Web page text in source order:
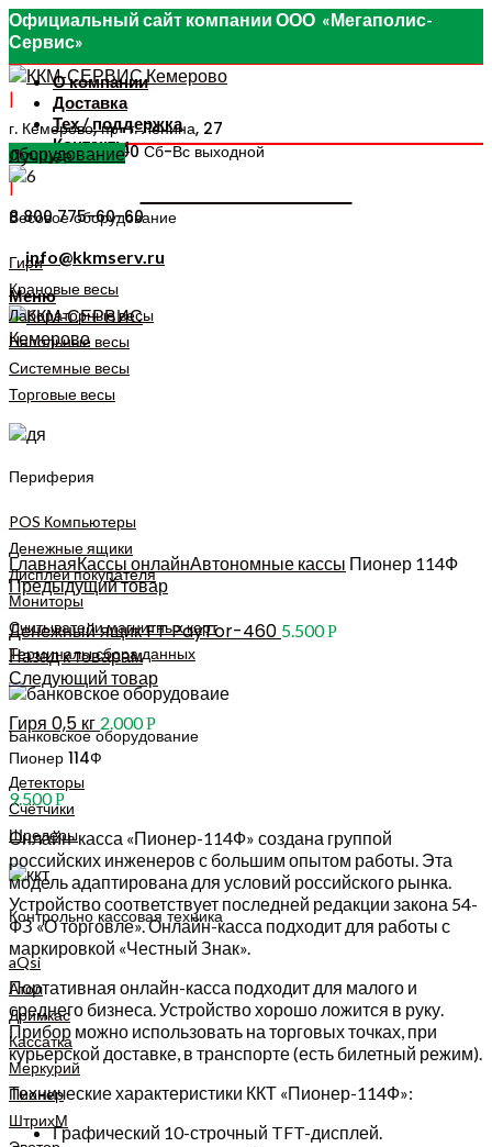
Официальный сайт компании ООО «Мегаполис-
Сервис»
О компании
Доставка
Тех / поддержка
Контакты
|
г. Кемерово, пр-т. ​Ленина, 27
с 09-00 до 18-00 Сб-Вс выходной
|
8 800 775-60-60
info@kkmserv.ru
Меню
оборудование
Весовое оборудование
Гири
Крановые весы
Лабораторные весы
Напольные весы
Системные весы
Торговые весы
Периферия
POS Компьютеры
Денежные ящики
Дисплеи покупателя
Мониторы
Считывателимагнитных карт
Терминалы сбора данных
Банковское оборудование
Детекторы
Счётчики
Шредеры
Контрольно кассовая техника
aQsi
Атол
Дримкас
Кассатка
Меркурий
Пионер
ШтрихМ
Лучшее
Увеличить
ГлавнаяКассы онлайнАвтономные кассы Пионер 114Ф
Предыдущий товар
Денежный ящик FT PayTor-460 5.500Р
Назад к товарам
Следующий товар
Гиря 0,5 кг 2.000Р
Пионер 114Ф
9.500Р
Онлайн-касса «Пионер-114Ф» создана группой
российских инженеров с большим опытом работы. Эта
модель адаптирована для условий российского рынка.
Устройство соответствует последней редакции закона 54-
ФЗ «О торговле». Онлайн-касса подходит для работы с
маркировкой «Честный Знак».
Портативная онлайн-касса подходит для малого и
среднего бизнеса. Устройство хорошо ложится в руку.
Прибор можно использовать на торговых точках, при
курьерской доставке, в транспорте (есть билетный режим).
Технические характеристики ККТ «Пионер-114Ф»:
Графический 10-строчный TFT-дисплей.